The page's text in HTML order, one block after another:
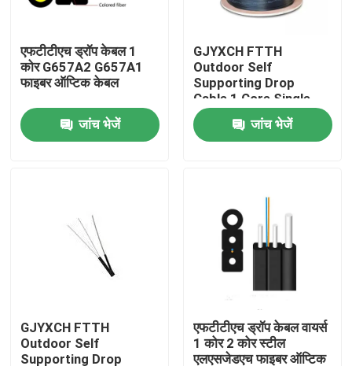
हमारे बारे में
कारखाना भ्रमण
गुणवत्ता नियंत्रण
आउटडोर फाइबर ऑप्टिक केबल
फाइबर ऑप्टिक केबल
एफटीटीएच ड्रॉप केबल 1
कोर G657A2 G657A1
फाइबर ऑप्टिक केबल
जांच भेजें
GJYXCH FTTH
Outdoor Self
Supporting Drop
Cable 1 Core Single
Mode Figure 8 Fiber
Optic Cableजांच भेजें
GJYXCH FTTH
Outdoor Self
Supporting Drop
एफटीटीएच ड्रॉप केबल वायर्स
1 कोर 2 कोर स्टील
एलएसजेडएच फाइबर ऑप्टिक